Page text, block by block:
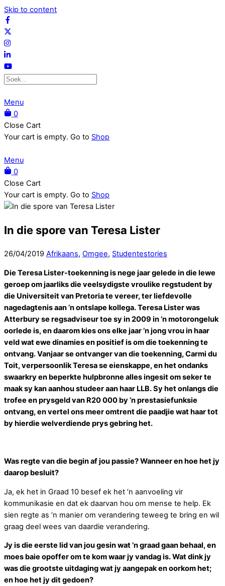
Skip to content
Menu
0
Close Cart
Your cart is empty. Go to Shop
Menu
0
Close Cart
Your cart is empty. Go to Shop
In die spore van Teresa Lister
26/04/2019 Afrikaans, Omgee, Studentestories
Die Teresa Lister-toekenning is nege jaar gelede in die lewe
geroep om jaarliks die veelsydigste vroulike regstudent by
die Universiteit van Pretoria te vereer, ter liefdevolle
nagedagtenis aan ’n ontslape kollega. Teresa Lister was
Atterbury se regsadviseur toe sy in 2009 in ’n motorongeluk
oorlede is, en daarom kies ons elke jaar ’n jong vrou in haar
veld wat ewe dinamies en positief is om die toekenning te
ontvang. Vanjaar se ontvanger van die toekenning, Carmi du
Toit, verpersoonlik Teresa se eienskappe, en het ondanks
swaarkry en beperkte hulpbronne alles ingesit om seker te
maak sy kan aanhou studeer aan haar LLB. Sy het onlangs die
trofee en prysgeld van R20 000 by ’n prestasiefunksie
ontvang, en vertel ons meer omtrent die paadjie wat haar tot
by hierdie welverdiende prys gebring het.
Was regte van die begin af jou passie? Wanneer en hoe het jy
daarop besluit?
Ja, ek het in Graad 10 besef ek het ’n aanvoeling vir
kommunikasie en dat ek daarvan hou om mense te help. Ek
sien regte as ’n manier om verandering teweeg te bring en wil
graag deel wees van daardie verandering.
Jy is die eerste lid van jou gesin wat ’n graad gaan behaal, en
moes baie opoffer om te kom waar jy vandag is. Wat dink jy
was die grootste uitdaging wat jy aangepak en oorkom het;
en hoe het jy dit gedoen?